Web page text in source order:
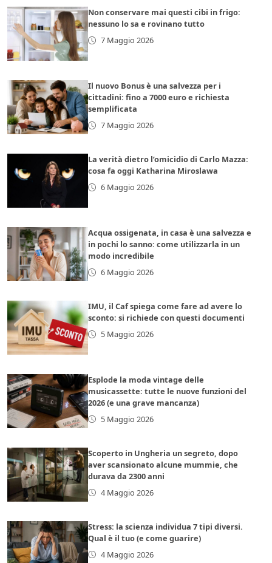
Non conservare mai questi cibi in frigo:
nessuno lo sa e rovinano tutto
7 Maggio 2026
Il nuovo Bonus è una salvezza per i
cittadini: fino a 7000 euro e richiesta
semplificata
7 Maggio 2026
La verità dietro l’omicidio di Carlo Mazza:
cosa fa oggi Katharina Miroslawa
6 Maggio 2026
Acqua ossigenata, in casa è una salvezza e
in pochi lo sanno: come utilizzarla in un
modo incredibile
6 Maggio 2026
IMU, il Caf spiega come fare ad avere lo
sconto: si richiede con questi documenti
5 Maggio 2026
Esplode la moda vintage delle
musicassette: tutte le nuove funzioni del
2026 (e una grave mancanza)
5 Maggio 2026
Scoperto in Ungheria un segreto, dopo
aver scansionato alcune mummie, che
durava da 2300 anni
4 Maggio 2026
Stress: la scienza individua 7 tipi diversi.
Qual è il tuo (e come guarire)
4 Maggio 2026